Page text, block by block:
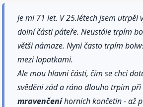
Je mi 71 let. V 25.létech jsem utrpěl
dolní části páteře. Neustále trpím
větši námaze. Nyni často trpím
mezi lopatkami.
Ale mou hlavni části, čím se chci
svěděni zád a ráno dlouho trpím
mravenčeníhornich končetin - až